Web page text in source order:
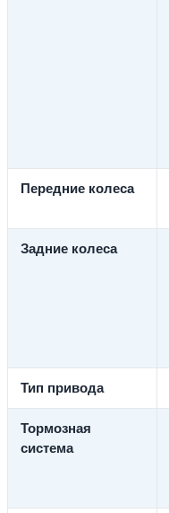
Передние колеса
Задние колеса
Тип привода
Тормозная
система